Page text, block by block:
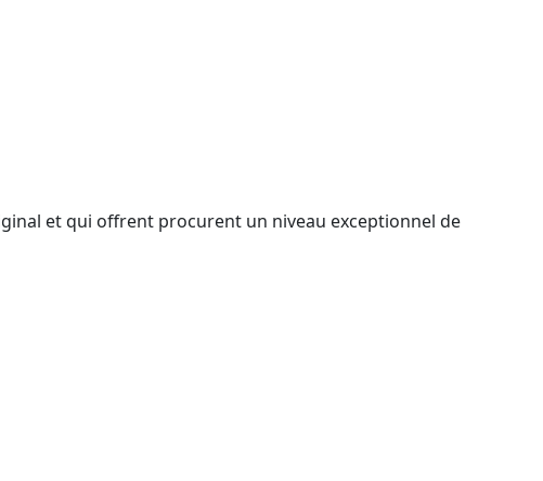
et qui offrent procurent un niveau exceptionnel de